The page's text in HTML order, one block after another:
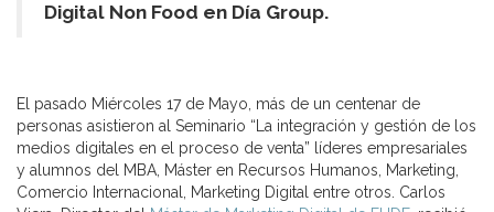
Digital Non Food en Día Group.
El pasado Miércoles 17 de Mayo, más de un centenar de
personas asistieron al Seminario “La integración y gestión de los
medios digitales en el proceso de venta” líderes empresariales
y alumnos del MBA, Máster en Recursos Humanos, Marketing,
Comercio Internacional, Marketing Digital entre otros. Carlos